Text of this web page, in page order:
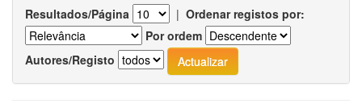
Resultados/Página | Ordenar registos por:
Por ordem
Autores/Registo